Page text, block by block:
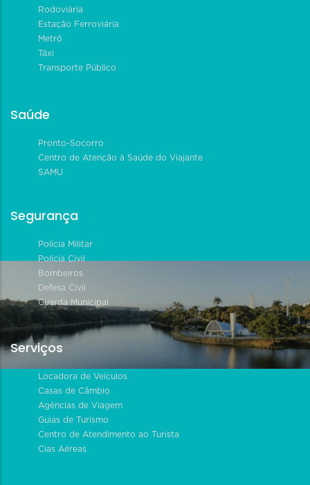
Rodoviária
Estação Ferroviária
Metrô
Táxi
Transporte Público
Saúde
Pronto-Socorro
Centro de Atenção à Saúde do Viajante
SAMU
Segurança
Polícia Militar
Polícia Civil
Bombeiros
Defesa Civil
Guarda Municipal
Serviços
Locadora de Veículos
Casas de Câmbio
Agências de Viagem
Guias de Turismo
Centro de Atendimento ao Turista
Cias Aéreas